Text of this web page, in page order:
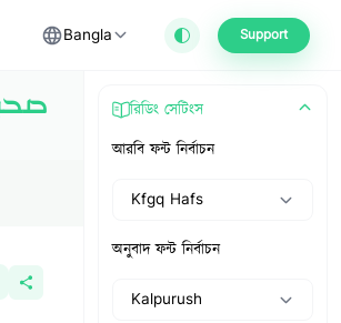
Bangla Support
রিডিং সেটিংস
আরবি ফন্ট নির্বাচন
Kfgq Hafs
অনুবাদ ফন্ট নির্বাচন
Kalpurush